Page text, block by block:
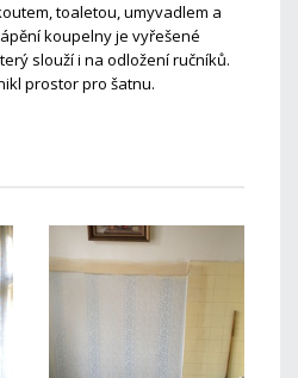
toaletou, umyvadlem a
koupelny je vyřešené
slouží i na odložení ručníků.
prostor pro šatnu.